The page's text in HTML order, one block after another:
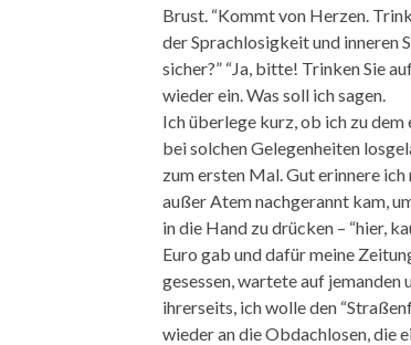
Brust. “Kommt von Herzen.
der Sprachlosigkeit und inneren
sicher?” “Ja, bitte! Trinken Sie
wieder ein. Was soll ich sagen.
Ich überlege kurz, ob ich zu
bei solchen Gelegenheiten
zum ersten Mal. Gut erinnere
außer Atem nachgerannt kam,
in die Hand zu drücken – “hier,
Euro gab und dafür meine
gesessen, wartete auf jemanden
ihrerseits, ich wolle den
wieder an die Obdachlosen, die